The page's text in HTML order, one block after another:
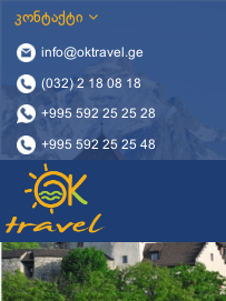
კონტაქტი
info@oktravel.ge
(032) 2 18 08 18
+995 592 25 25 28
+995 592 25 25 48